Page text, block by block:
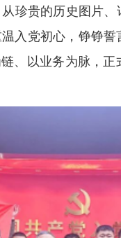
贵的历史图片、
入党初心，铮铮
、以业务为脉，